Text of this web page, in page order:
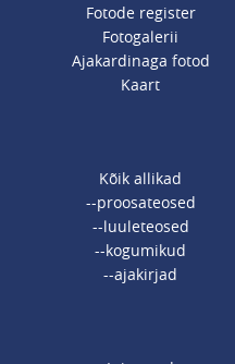
Fotode register
Fotogalerii
Ajakardinaga fotod
Kaart
Kõik allikad
--proosateosed
--luuleteosed
--kogumikud
--ajakirjad